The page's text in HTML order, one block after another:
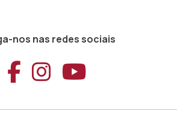
nos nas redes sociais
Aceder ao
Aceder ao
Aceder